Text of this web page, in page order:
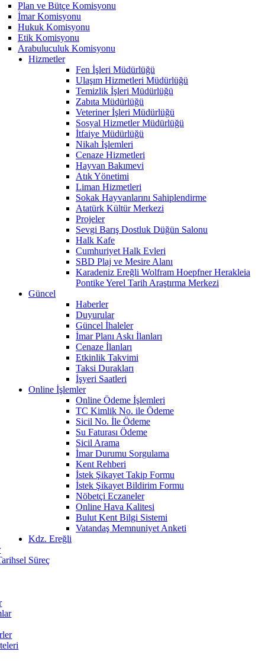
Plan ve Bütçe Komisyonu
İmar Komisyonu
Hukuk Komisyonu
Etik Komisyonu
Arabuluculuk Komisyonu
Hizmetler
Fen İşleri Müdürlüğü
Ulaşım Hizmetleri Müdürlüğü
Temizlik İşleri Müdürlüğü
Zabıta Müdürlüğü
Veteriner İşleri Müdürlüğü
Sosyal Hizmetler Müdürlüğü
İtfaiye Müdürlüğü
Nikah İşlemleri
Cenaze Hizmetleri
Hayvan Bakımevi
Atık Yönetimi
Liman Hizmetleri
Sokak Hayvanlarını Sahiplendirme
Atatürk Kültür Merkezi
Projeler
Sevgi Barış Dostluk Düğün Salonu
Halk Kafe
Cumhuriyet Halk Evleri
SBD Plaj ve Mesire Alanı
Karadeniz Ereğli Wolfram Hoepfner Herakleia
Pontike Yerel Tarih Araştırma Merkezi
Güncel
Haberler
Duyurular
Güncel İhaleler
İmar Planı Askı İlanları
Cenaze İlanları
Etkinlik Takvimi
Taksi Durakları
İşyeri Saatleri
Online İşlemler
Online Ödeme İşlemleri
TC Kimlik No. ile Ödeme
Sicil No. İle Ödeme
Su Faturası Ödeme
Sicil Arama
İmar Durumu Sorgulama
Kent Rehberi
İstek Şikayet Takip Formu
İstek Şikayet Bildirim Formu
Nöbetçi Eczaneler
Online Hava Kalitesi
Bulut Kent Bilgi Sistemi
Vatandaş Memnuniyet Anketi
Kdz. Ereğli
Süreç